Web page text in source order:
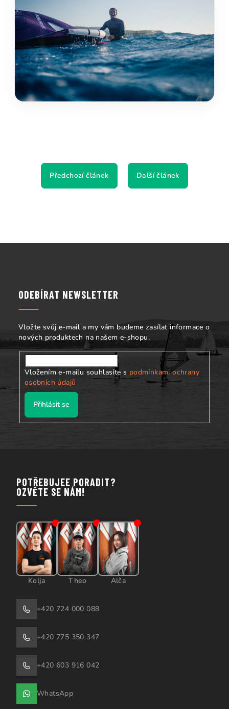
Předchozí článek Další článek
ODEBÍRAT NEWSLETTER
Vložte svůj e-mail a my vám budeme zasílat informace o
nových produktech na našem e-shopu.
Vložením e-mailu souhlasíte s podmínkami ochrany
osobních údajů
Přihlásit se
POTŘEBUJEE PORADIT?
OZVĚTE SE NÁM!
Kolja Theo Alča
+420 724 000 088
+420 775 350 347
+420 603 916 042
WhatsApp